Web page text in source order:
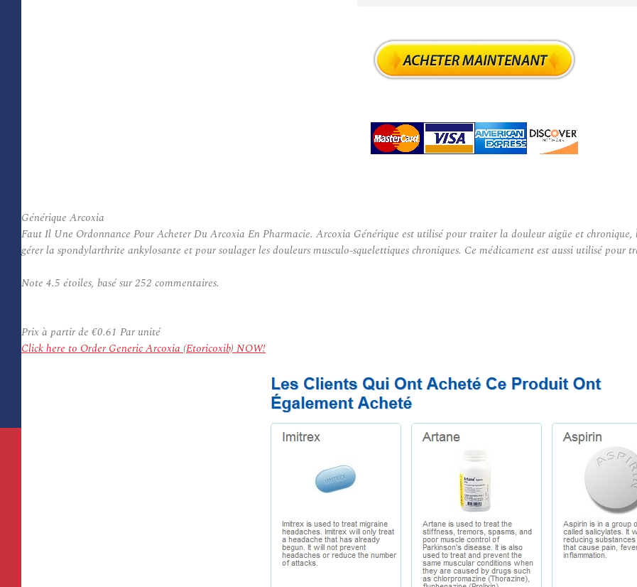
Générique Arcoxia
Faut Il Une Ordonnance Pour Acheter Du Arcoxia En Pharmacie. Arcoxia Générique est utilisé pour traiter la douleur aigüe et
gérer la spondylarthrite ankylosante et pour soulager les douleurs musculo-squelettiques chroniques. Ce médicament est aussi utilisé pour
Note 4.5 étoiles, basé sur252 commentaires.
Prix à partir de €0.61 Par unité
Click here to Order Generic Arcoxia (Etoricoxib) NOW!